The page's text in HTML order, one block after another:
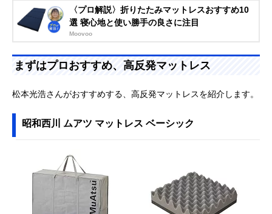
〈プロ解説〉折りたたみマットレスおすすめ10
選 寝心地と使い勝手の良さに注目
Moovoo
まずはプロおすすめ、高反発マットレス
松本光浩さんがおすすめする、高反発マットレスを紹介します。
昭和西川 ムアツ マットレス ベーシック